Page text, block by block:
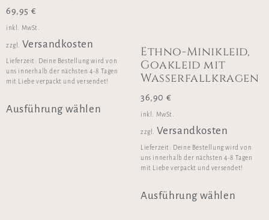
69,95 €
inkl. MwSt.
zzgl. Versandkosten
Lieferzeit: Deine Bestellung wird von
uns innerhalb der nächsten 4-8 Tagen
mit Liebe verpackt und versendet!
Ausführung wählen
Ethno-Minikleid,
Goakleid mit
Wasserfallkragen
36,90 €
inkl. MwSt.
zzgl. Versandkosten
Lieferzeit: Deine Bestellung wird von
uns innerhalb der nächsten 4-8 Tagen
mit Liebe verpackt und versendet!
Ausführung wählen